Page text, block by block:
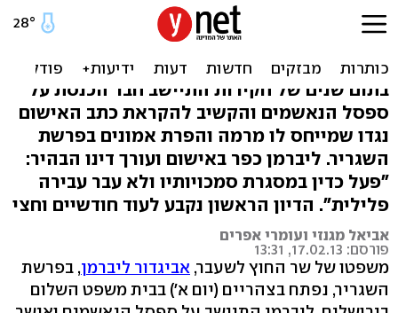
נפתח משפטו של שר החוץ
לשעבר ליברמן
בתום שנים של חקירות התיישב חבר הכנסת על
ספסל הנאשמים והקשיב להקראת כתב האישום
נגדו שמייחס לו מרמה והפרת אמונים בפרשת
השגריר. ליברמן כפר באישום ועורך דינו הבהיר:
"פעל כדין במסגרת סמכויותיו ולא עבר עבירה
פלילית". הדיון הראשון נקבע לעוד חודשיים וחצי
אביאל מגנזי ועומרי אפרים
פורסם: 17.02.13, 13:31
משפטו של שר החוץ לשעבר, אביגדור ליברמן, בפרשת
השגריר, נפתח בצהריים (יום א') בבית משפט השלום